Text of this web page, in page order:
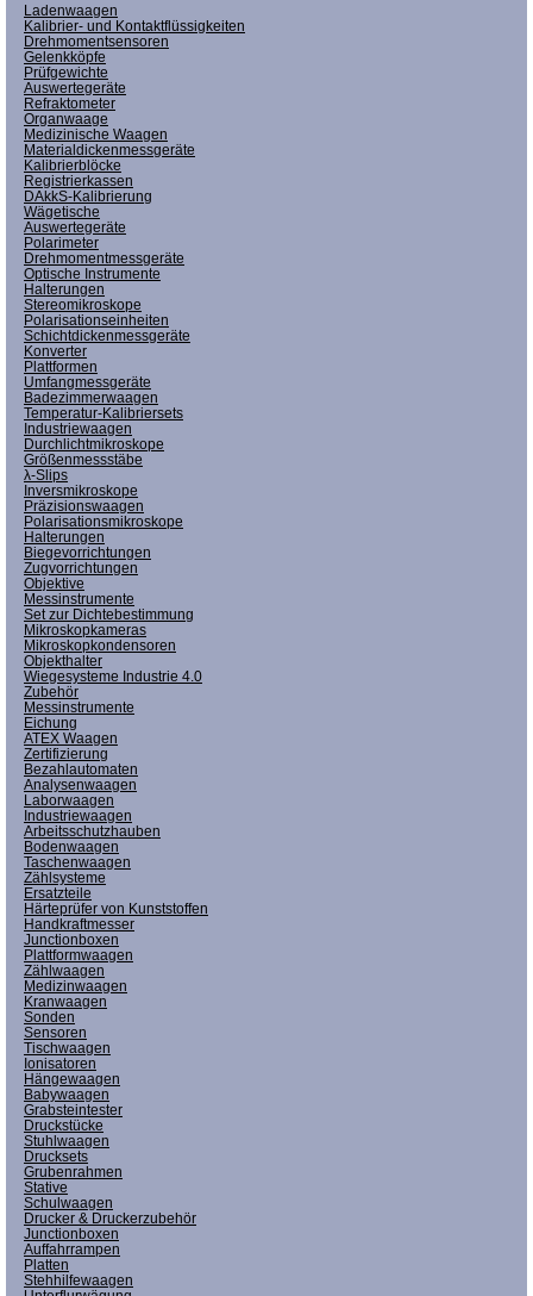
Ladenwaagen
Kalibrier- und Kontaktflüssigkeiten
Drehmomentsensoren
Gelenkköpfe
Prüfgewichte
Auswertegeräte
Refraktometer
Organwaage
Medizinische Waagen
Materialdickenmessgeräte
Kalibrierblöcke
Registrierkassen
DAkkS-Kalibrierung
Wägetische
Auswertegeräte
Polarimeter
Drehmomentmessgeräte
Optische Instrumente
Halterungen
Stereomikroskope
Polarisationseinheiten
Schichtdickenmessgeräte
Konverter
Plattformen
Umfangmessgeräte
Badezimmerwaagen
Temperatur-Kalibriersets
Industriewaagen
Durchlichtmikroskope
Größenmessstäbe
λ-Slips
Inversmikroskope
Präzisionswaagen
Polarisationsmikroskope
Halterungen
Biegevorrichtungen
Zugvorrichtungen
Objektive
Messinstrumente
Set zur Dichtebestimmung
Mikroskopkameras
Mikroskopkondensoren
Objekthalter
Wiegesysteme Industrie 4.0
Zubehör
Messinstrumente
Eichung
ATEX Waagen
Zertifizierung
Bezahlautomaten
Analysenwaagen
Laborwaagen
Industriewaagen
Arbeitsschutzhauben
Bodenwaagen
Taschenwaagen
Zählsysteme
Ersatzteile
Härteprüfer von Kunststoffen
Handkraftmesser
Junctionboxen
Plattformwaagen
Zählwaagen
Medizinwaagen
Kranwaagen
Sonden
Sensoren
Tischwaagen
Ionisatoren
Hängewaagen
Babywaagen
Grabsteintester
Druckstücke
Stuhlwaagen
Drucksets
Grubenrahmen
Stative
Schulwaagen
Drucker & Druckerzubehör
Junctionboxen
Auffahrrampen
Platten
Stehhilfewaagen